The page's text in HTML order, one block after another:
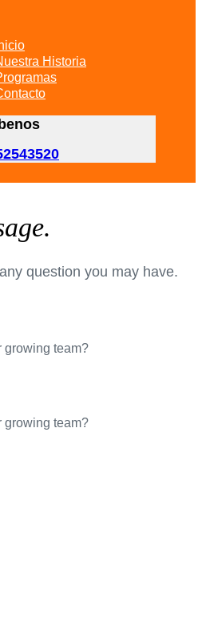
Historia
question you may have.
growing team?
growing team?